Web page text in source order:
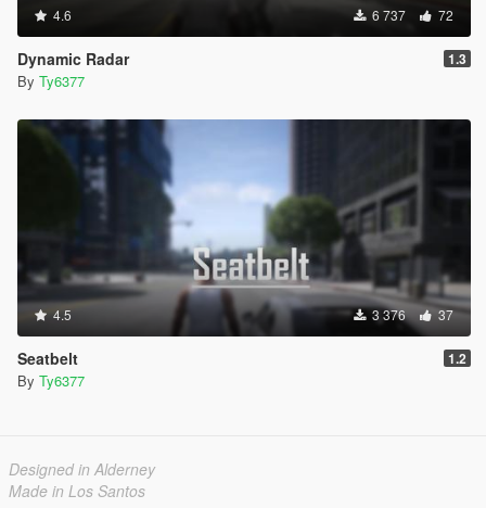
4.6 6 737 72
Dynamic Radar 1.3
By Ty6377
4.5 3 376 37
Seatbelt 1.2
By Ty6377
Designed in Alderney
Made in Los Santos